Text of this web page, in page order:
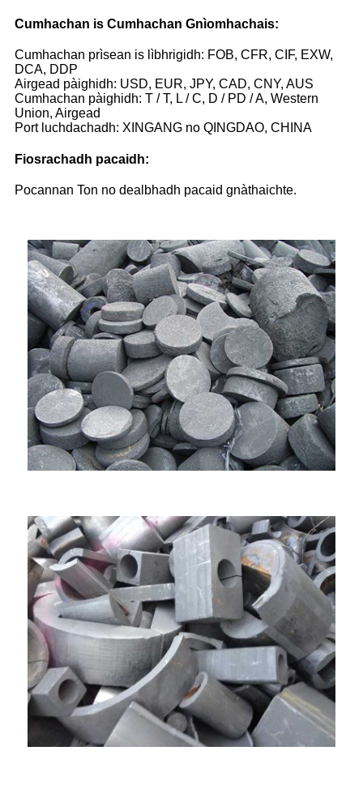
Cumhachan is Cumhachan Gnìomhachais:
Cumhachan prìsean is lìbhrigidh: FOB, CFR, CIF, EXW,
DCA, DDP
Airgead pàighidh: USD, EUR, JPY, CAD, CNY, AUS
Cumhachan pàighidh: T / T, L / C, D / PD / A, Western
Union, Airgead
Port luchdachadh: XINGANG no QINGDAO, CHINA
Fiosrachadh pacaidh:
Pocannan Ton no dealbhadh pacaid gnàthaichte.